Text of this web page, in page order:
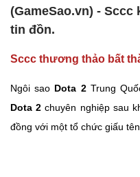
(GameSao.vn) -
tin đồn.
Sccc thương thảo bất
Ngôi sao Dota 2Trung
Dota 2 chuyên nghiệp sau
đồng với một tổ chức giấu tên.